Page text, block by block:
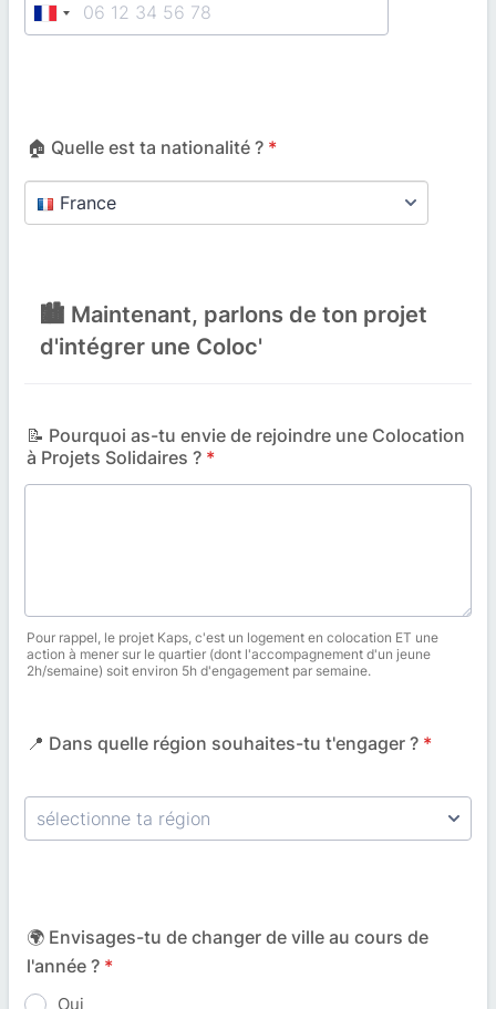
🏠 Quelle est ta nationalité ? *
🏙️ Maintenant, parlons de ton projet
d'intégrer une Coloc'
📝 Pourquoi as-tu envie de rejoindre une Colocation
à Projets Solidaires ? *
Pour rappel, le projet Kaps, c'est un logement en colocation ET une
action à mener sur le quartier (dont l'accompagnement d'un jeune
2h/semaine) soit environ 5h d'engagement par semaine.
📍 Dans quelle région souhaites-tu t'engager ? *
🌍 Envisages-tu de changer de ville au cours de
l'année ? *
Oui